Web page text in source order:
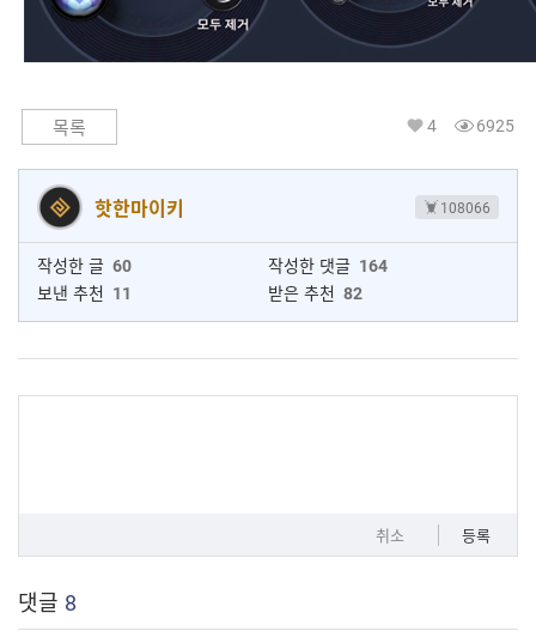
목록 4 6925
핫한마이키 108066
작성한 글 60 작성한 댓글 164
보낸 추천 11 받은 추천 82
취소 등록
댓글 8